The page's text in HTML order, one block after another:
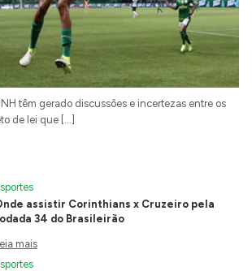
têm gerado discussões e incertezas entre os
de lei que […]
assistir Corinthians x Cruzeiro pela
34 do Brasileirão
mais